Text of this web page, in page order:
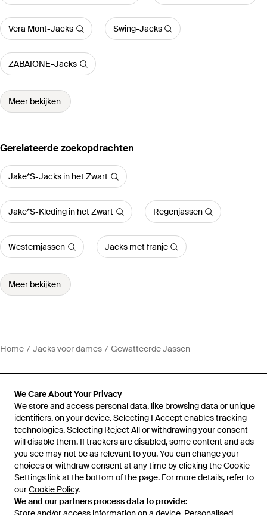
We Care About Your Privacy
We store and access personal data, like browsing data or unique
identifiers, on your device. Selecting I Accept enables tracking
technologies. Selecting Reject All or withdrawing your consent
will disable them. If trackers are disabled, some content and ads
you see may not be as relevant to you. You can change your
choices or withdraw consent at any time by clicking the Cookie
Settings link at the bottom of the page. For more details, refer to
ourCookie Policy.
We and our partners process data to provide:
Vera Mont-Jacks Swing-Jacks
ZABAIONE-Jacks
Meer bekijken
Gerelateerde zoekopdrachten
Jake*S-Jacks in het Zwart
Jake*S-Kleding in het Zwart Regenjassen
Westernjassen Jacks met franje
Meer bekijken
Home Jacks voor dames Gewatteerde Jassen
Hulp en informatie